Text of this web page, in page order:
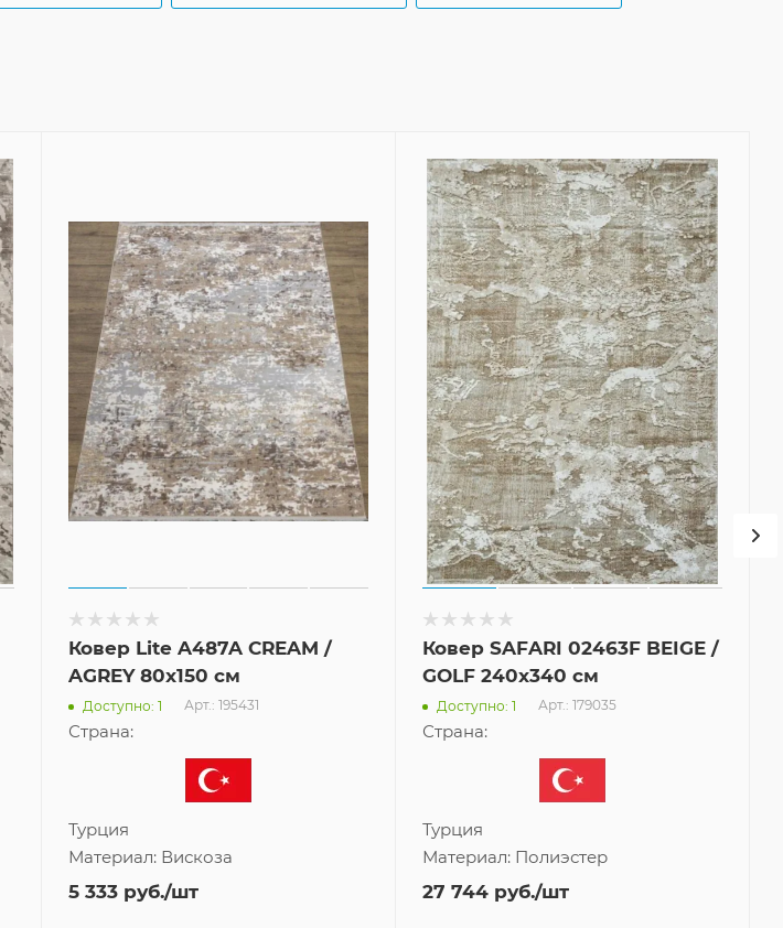
Ковер Lite A487A CREAM /
AGREY 80x150 см
Доступно: 1 Арт.: 195431
Страна:
Турция
Материал: Вискоза
5 333 руб./шт
Ковер SAFARI 02463F BEIGE /
GOLF 240x340 см
Доступно: 1 Арт.: 179035
Страна:
Турция
Материал: Полиэстер
27 744 руб./шт